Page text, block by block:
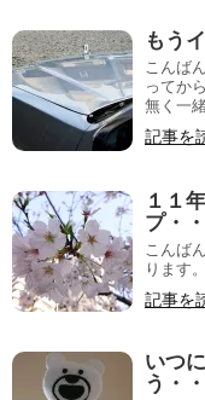
もう
こんば
ってか
無く一
記事を
１１
プ・・
こんば
ります
記事を
いつ
う・